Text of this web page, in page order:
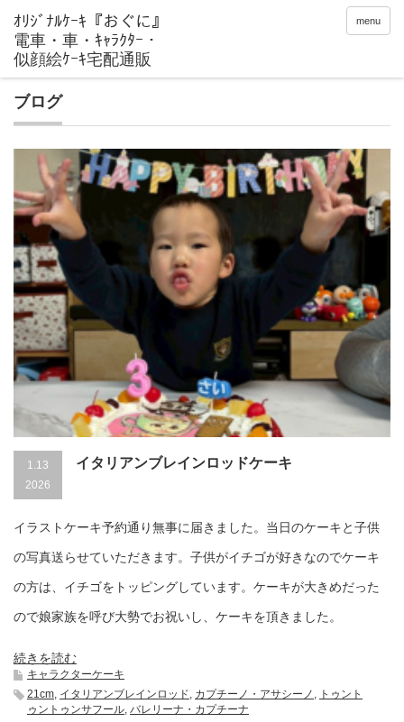
menu
ブログ
1.13
2026
イタリアンブレインロッドケーキ
イラストケーキ予約通り無事に届きました。当日のケーキと子供
の写真送らせていただきます。子供がイチゴが好きなのでケーキ
の方は、イチゴをトッピングしています。ケーキが大きめだった
ので娘家族を呼び大勢でお祝いし、ケーキを頂きました。
続きを読む
キャラクターケーキ
21cm, イタリアンブレインロッド, カプチーノ・アサシーノ , トゥント
ゥントゥンサフール, バレリーナ・カプチーナ